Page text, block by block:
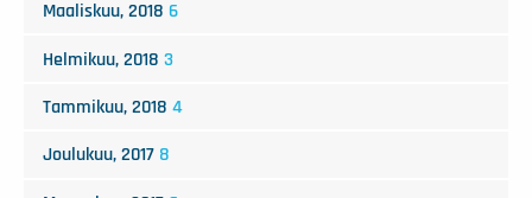
Maaliskuu, 2018 6
Helmikuu, 2018 3
Tammikuu, 2018 4
Joulukuu, 2017 8